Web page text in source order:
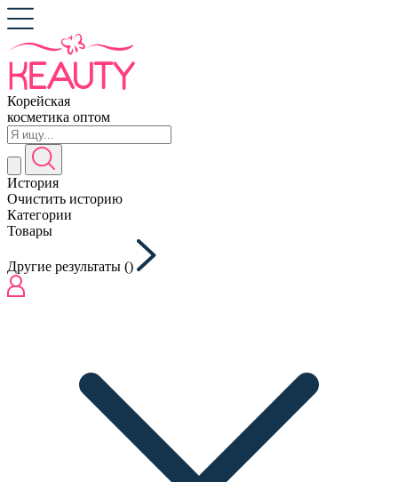
Корейская
косметика оптом
История
Очистить историю
Категории
Товары
Другие результаты ()